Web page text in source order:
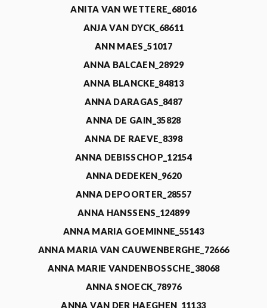
ANITA VAN WETTERE_68016
ANJA VAN DYCK_68611
ANN MAES_51017
ANNA BALCAEN_28929
ANNA BLANCKE_84813
ANNA DARAGAS_8487
ANNA DE GAIN_35828
ANNA DE RAEVE_8398
ANNA DEBISSCHOP_12154
ANNA DEDEKEN_9620
ANNA DEPOORTER_28557
ANNA HANSSENS_124899
ANNA MARIA GOEMINNE_55143
ANNA MARIA VAN CAUWENBERGHE_72666
ANNA MARIE VANDENBOSSCHE_38068
ANNA SNOECK_78976
ANNA VAN DER HAEGHEN_11133